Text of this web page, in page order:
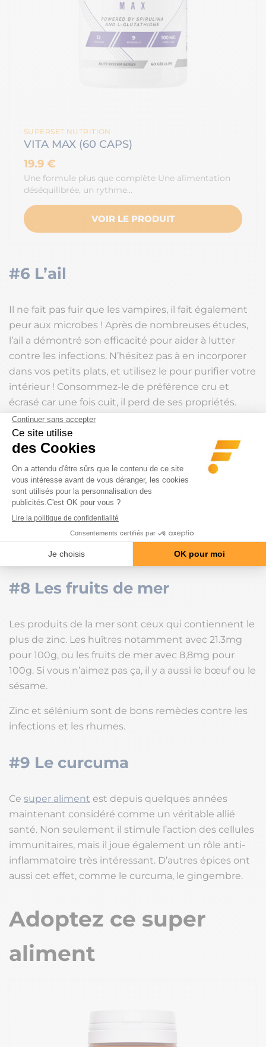
SUPERSET NUTRITION
VITA MAX (60 CAPS)
19.9 €
Une formule plus que complète Une alimentation
déséquilibrée, un rythme…
VOIR LE PRODUIT
#6 L’ail
Il ne fait pas fuir que les vampires, il fait également
peur aux microbes ! Après de nombreuses études,
l’ail a démontré son efficacité pour aider à lutter
contre les infections. N’hésitez pas à en incorporer
dans vos petits plats, et utilisez le pour purifier votre
intérieur ! Consommez-le de préférence cru et
écrasé car une fois cuit, il perd de ses propriétés.
#7 Les légumes verts
Le brocoli par exemple est particulièrement riche
en vitamine A, C, D et E, idéal pour prévenir des
rhumes. Il est également reconnu comme
meilleures sources d’antioxydants
sont d’excellents anti-oxydants. Poivrons et patate
douce bien que colorés, sont aussi de bons choix.
#8 Les fruits de mer
Les produits de la mer sont ceux qui contiennent le
plus de zinc. Les huîtres notamment avec 21.3mg
pour 100g, ou les fruits de mer avec 8,8mg pour
100g. Si vous n’aimez pas ça, il y a aussi le bœuf ou le
sésame.
Zinc et sélénium sont de bons remèdes contre les
infections et les rhumes.
#9 Le curcuma
Ce super aliment est depuis quelques années
maintenant considéré comme un véritable allié
santé. Non seulement il stimule l’action des cellules
immunitaires, mais il joue également un rôle anti-
inflammatoire très intéressant. D’autres épices ont
aussi cet effet, comme le curcuma, le gingembre.
Adoptez ce super
aliment